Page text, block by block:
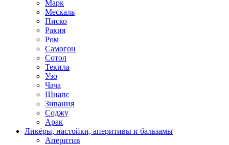
Марк
Мескаль
Писко
Ракия
Ром
Самогон
Сотол
Текила
Узо
Чача
Шнапс
Зивания
Соджу
Арак
Ликёры, настойки, аперитивы и бальзамы
Аперитив